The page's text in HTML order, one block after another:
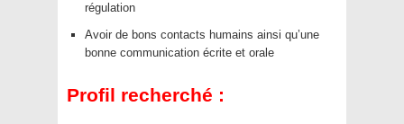
régulation
Avoir de bons contacts humains ainsi qu’une
bonne communication écrite et orale
Profil recherché :